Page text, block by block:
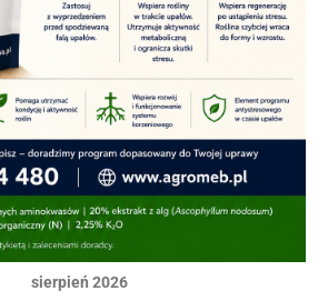
sierpień 2026